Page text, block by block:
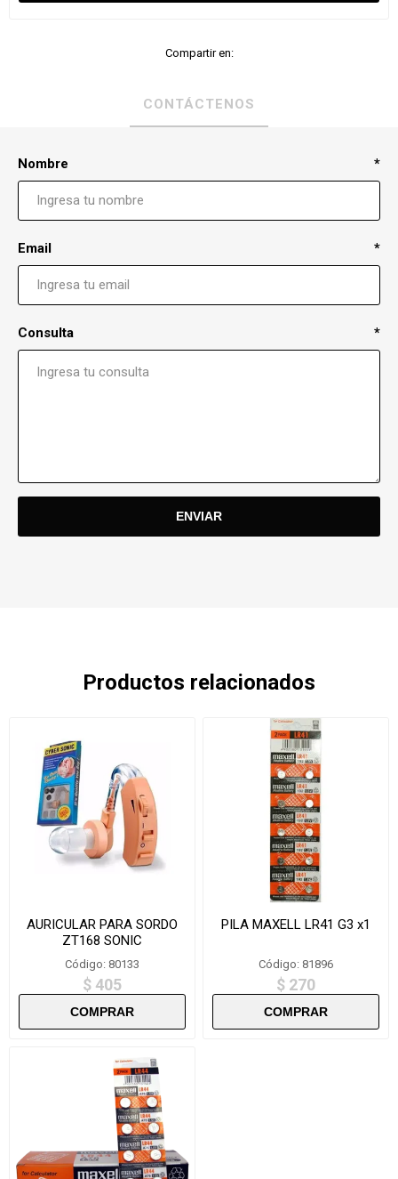
Compartir en:
CONTÁCTENOS
Nombre *
Email *
Consulta *
Productos relacionados
AURICULAR PARA SORDO
ZT168 SONIC
Código: 80133
$ 405
PILA MAXELL LR41 G3 x1
Código: 81896
$ 270